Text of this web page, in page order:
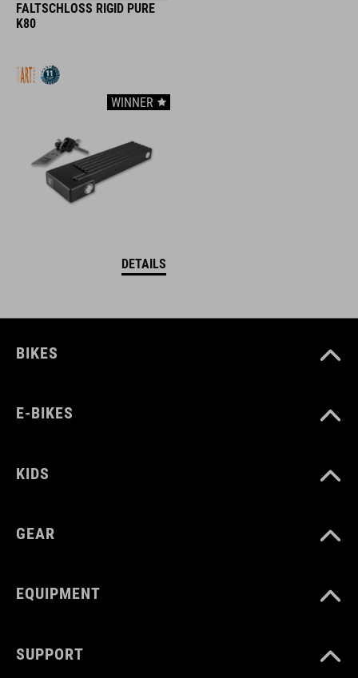
FALTSCHLOSS RIGID PURE
K80
WINNER
DETAILS
BIKES
E-BIKES
KIDS
GEAR
EQUIPMENT
SUPPORT